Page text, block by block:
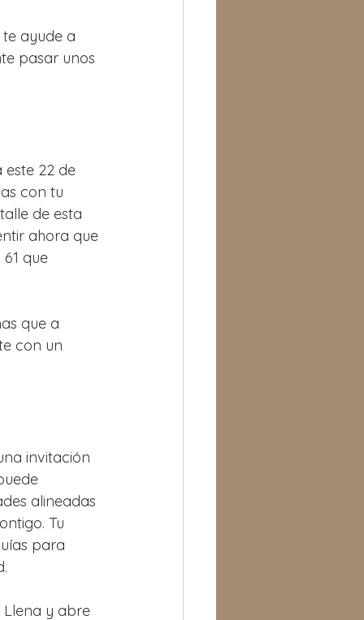
ayude a
pasar unos
este 22 de
con tu
de esta
ahora que
que
que a
con un
invitación
alineadas
Tu
para
Llena y abre